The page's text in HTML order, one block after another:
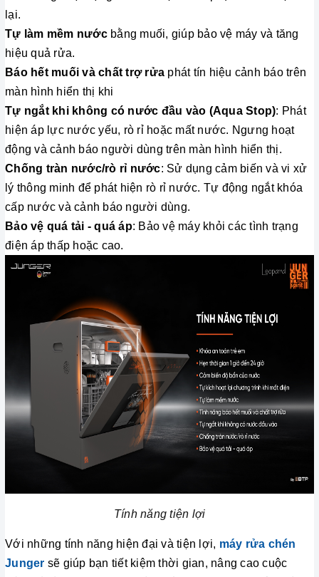
lại.
Tự làm mềm nướcbằng muối, giúp bảo vệ máy và tăng
hiệu quả rửa.
Báo hết muối và chất trợ rửa phát tín hiệu cảnh báo trên
màn hình hiển thị khi
Tự ngắt khi không có nước đầu vào (Aqua Stop): Phát
hiện áp lực nước yếu, rò rỉ hoặc mất nước. Ngưng hoạt
động và cảnh báo người dùng trên màn hình hiển thị.
Chống tràn nước/rò rỉ nước: Sử dụng cảm biến và vi xử
lý thông minh để phát hiện rò rỉ nước. Tự động ngắt khóa
cấp nước và cảnh báo người dùng.
Bảo vệ quá tải - quá áp: Bảo vệ máy khỏi các tình trạng
điện áp thấp hoặc cao.
Tính năng tiện lợi
Với những tính năng hiện đại và tiện lợi, máy rửa chén
Junger sẽ giúp bạn tiết kiệm thời gian, nâng cao cuộc